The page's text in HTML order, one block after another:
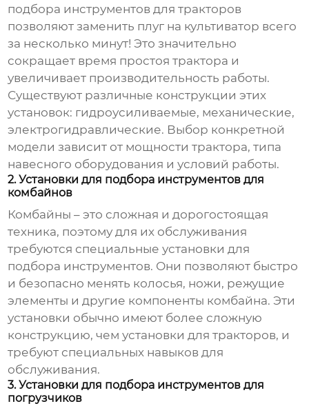
подбора инструментов для тракторов
позволяют заменить плуг на культиватор всего
за несколько минут! Это значительно
сокращает время простоя трактора и
увеличивает производительность работы.
Существуют различные конструкции этих
установок: гидроусиливаемые, механические,
электрогидравлические. Выбор конкретной
модели зависит от мощности трактора, типа
навесного оборудования и условий работы.
2. Установки для подбора инструментов для
комбайнов
Комбайны – это сложная и дорогостоящая
техника, поэтому для их обслуживания
требуются специальныеустановки для
подбора инструментов. Они позволяют быстро
и безопасно менять колосья, ножи, режущие
элементы и другие компоненты комбайна. Эти
установки обычно имеют более сложную
конструкцию, чем установки для тракторов, и
требуют специальных навыков для
обслуживания.
3. Установки для подбора инструментов для
погрузчиков